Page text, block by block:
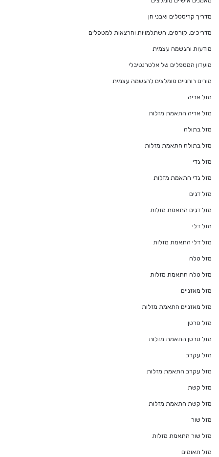
מדריך קריסטלים ואבני חן
מדריכים, קורסים, השתלמויות והרצאות למטפלים
מודעות והגשמה עצמית
מועדון המטפלים של אלטרנטיבלי
מורים רוחניים מומלצים להגשמה עצמית
מזל אריה
מזל אריה התאמת מזלות
מזל בתולה
מזל בתולה התאמת מזלות
מזל גדי
מזל גדי התאמת מזלות
מזל דגים
מזל דגים התאמת מזלות
מזל דלי
מזל דלי התאמת מזלות
מזל טלה
מזל טלה התאמת מזלות
מזל מאזניים
מזל מאזניים התאמת מזלות
מזל סרטן
מזל סרטן התאמת מזלות
מזל עקרב
מזל עקרב התאמת מזלות
מזל קשת
מזל קשת התאמת מזלות
מזל שור
מזל שור התאמת מזלות
מזל תאומים